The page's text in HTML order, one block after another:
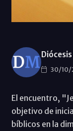
30/10/
El encuentro,
objetivo de
bíblicos en la